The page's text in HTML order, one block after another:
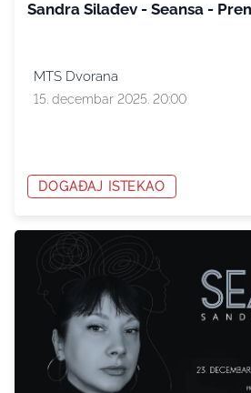
Sandra Silađev - Seansa -
MTS Dvorana
15. decembar 2025. 20:00
DOGAĐAJ ISTEKAO